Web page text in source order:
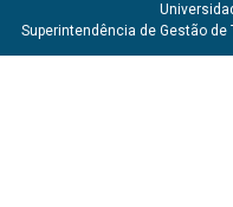
Superintendência de Gestão